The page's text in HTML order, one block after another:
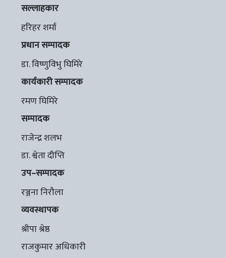
सल्लाहकार
हरिहर शर्मा
प्रधान सम्पादक
डा. विष्णुविभु घिमिरे
कार्यकारी सम्पादक
रमण घिमिरे
सम्पादक
राजेन्द्र शलभ
डा. श्वेता दीप्ति
उप–सम्पादक
रञ्जना निरौला
व्यवस्थापक
श्रीपा श्रेष्ठ
राजकुमार अधिकारी